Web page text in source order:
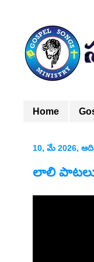
Home
10, మే 2026,
లాలి